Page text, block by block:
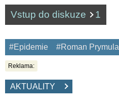
Vstup do diskuze 1
#Epidemie #Roman Prymula
Reklama:
AKTUALITY